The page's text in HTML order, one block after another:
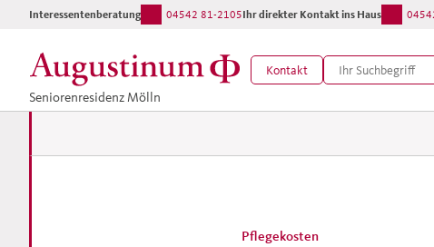
Seniorenresidenz Mölln
Kontakt
Interessentenberatung: 04542 81-2105Ihr direkter Kontakt ins Haus:
Pflegekosten